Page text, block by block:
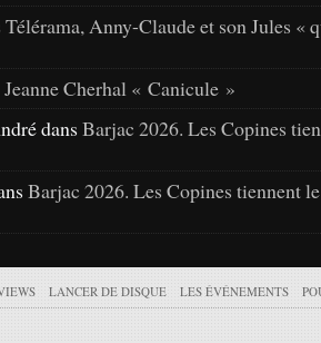
Télérama, Anny-Claude et son Jules «
Jeanne Cherhal « Canicule »
dans Barjac 2026. Les Copines
Barjac 2026. Les Copines tiennent
LANCER DE DISQUE LES ÉVÉNEMENTS